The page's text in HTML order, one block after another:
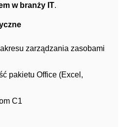
w branży IT.
zarządzania zasobami
pakietu Office (Excel,
C1